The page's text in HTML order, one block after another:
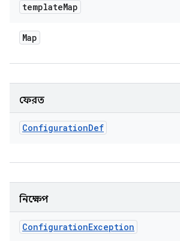
templateMap
Map
ফেরত
ConfigurationDef
নিক্ষেপ
ConfigurationException